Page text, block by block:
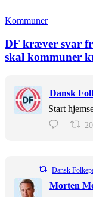
Kommuner
DF kræver svar
skal kommuner
Dansk
Start
20
Dansk
Morten